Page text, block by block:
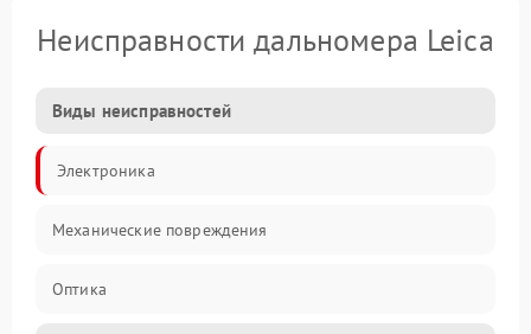
Неисправности дальномера Leica
Виды неисправностей
Электроника
Механические повреждения
Оптика